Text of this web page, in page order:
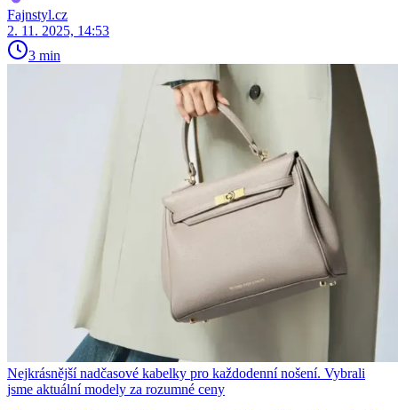
Fajnstyl.cz
2. 11. 2025, 14:53
3 min
Nejkrásnější nadčasové kabelky pro každodenní nošení. Vybrali
jsme aktuální modely za rozumné ceny